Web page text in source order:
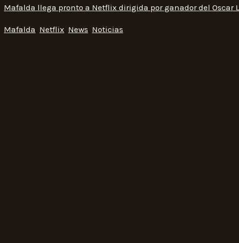
Mafalda llega pronto a Netflix dirigida por ganador del Oscar
Mafalda, Netflix, News, Noticias